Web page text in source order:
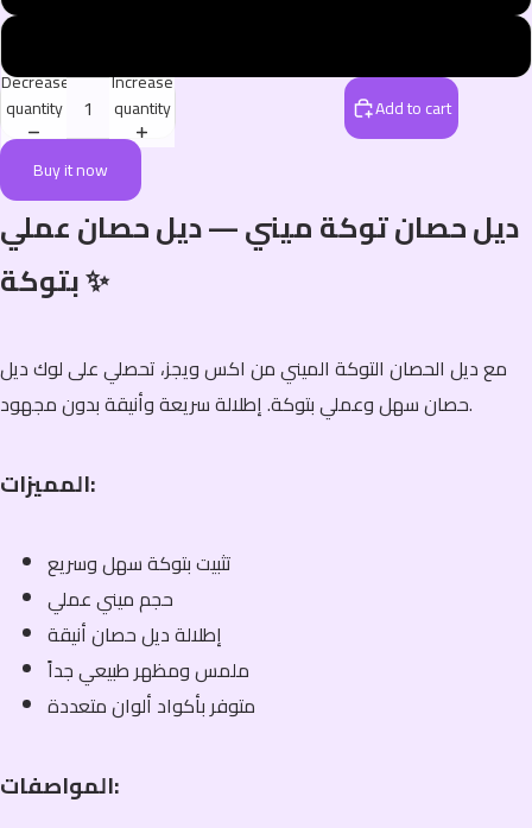
Decrease
quantity
Increase
quantity
Add to cart
Buy it now
ديل حصان توكة ميني — ديل حصان عملي
بتوكة ✨
مع ديل الحصان التوكة الميني من اكس ويجز، تحصلي على لوك ديل
حصان سهل وعملي بتوكة. إطلالة سريعة وأنيقة بدون مجهود.
المميزات:
تثبيت بتوكة سهل وسريع
حجم ميني عملي
إطلالة ديل حصان أنيقة
ملمس ومظهر طبيعي جداً
متوفر بأكواد ألوان متعددة
المواصفات: